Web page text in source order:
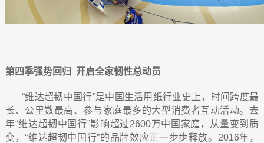
第四季强势回归 开启全家韧性总动员
“维达超韧中国行”是中国生活用纸行业史上，时间跨度最
长、公里数最高、参与家庭最多的大型消费者互动活动。去
年“维达超韧中国行”影响超过2600万中国家庭，从量变到质
变，“维达超韧中国行”的品牌效应正一步步释放。 2016年，